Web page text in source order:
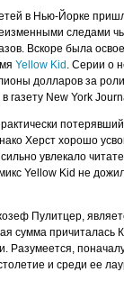
в Нью-Йорке
следами
Вскоре была
Yellow Kid . Серии о
долларов за
газету New York
Херст хорошо
увлекало
Yellow Kid не
Пулитцер,
сумма
и среди ее